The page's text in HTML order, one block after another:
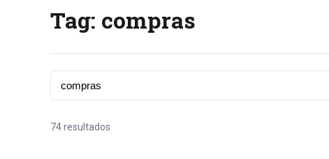
Tag: compras
74 resultados